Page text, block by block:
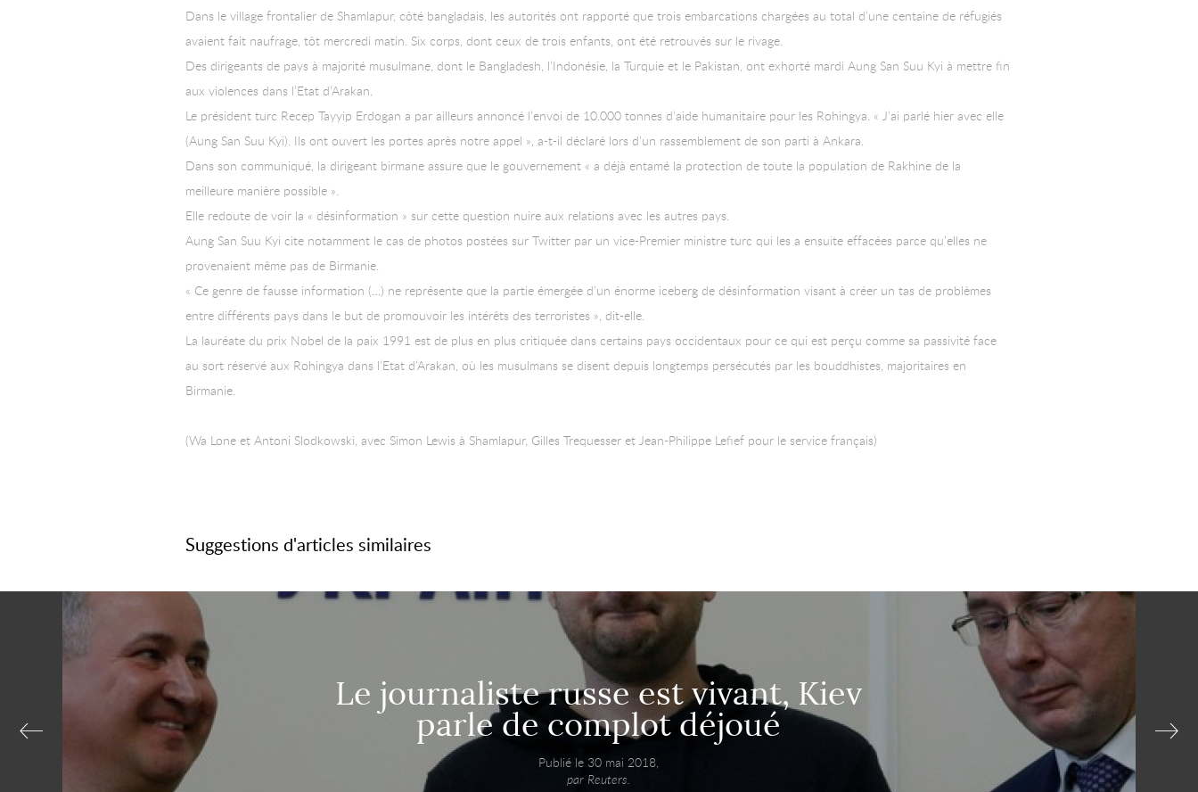
Dans le village frontalier de Shamlapur, côté bangladais, les autorités ont rapporté que trois embarcations chargées au total d’une centaine de réfugiés
avaient fait naufrage, tôt mercredi matin. Six corps, dont ceux de trois enfants, ont été retrouvés sur le rivage.
Des dirigeants de pays à majorité musulmane, dont le Bangladesh, l’Indonésie, la Turquie et le Pakistan, ont exhorté mardi Aung San Suu Kyi à mettre fin
aux violences dans l’Etat d’Arakan.
Le président turc Recep Tayyip Erdogan a par ailleurs annoncé l’envoi de 10.000 tonnes d’aide humanitaire pour les Rohingya. « J’ai parlé hier avec elle
(Aung San Suu Kyi). Ils ont ouvert les portes après notre appel », a-t-il déclaré lors d’un rassemblement de son parti à Ankara.
Dans son communiqué, la dirigeant birmane assure que le gouvernement « a déjà entamé la protection de toute la population de Rakhine de la
meilleure manière possible ».
Elle redoute de voir la « désinformation » sur cette question nuire aux relations avec les autres pays.
Aung San Suu Kyi cite notamment le cas de photos postées sur Twitter par un vice-Premier ministre turc qui les a ensuite effacées parce qu’elles ne
provenaient même pas de Birmanie.
« Ce genre de fausse information (…) ne représente que la partie émergée d’un énorme iceberg de désinformation visant à créer un tas de problèmes
entre différents pays dans le but de promouvoir les intérêts des terroristes », dit-elle.
La lauréate du prix Nobel de la paix 1991 est de plus en plus critiquée dans certains pays occidentaux pour ce qui est perçu comme sa passivité face
au sort réservé aux Rohingya dans l’Etat d’Arakan, où les musulmans se disent depuis longtemps persécutés par les bouddhistes, majoritaires en
Birmanie.
(Wa Lone et Antoni Slodkowski, avec Simon Lewis à Shamlapur, Gilles Trequesser et Jean-Philippe Lefief pour le service français)
Suggestions d'articles similaires
Le journaliste russe est vivant, Kiev
parle de complot déjoué
Publié le 30 mai 2018,
par Reuters.